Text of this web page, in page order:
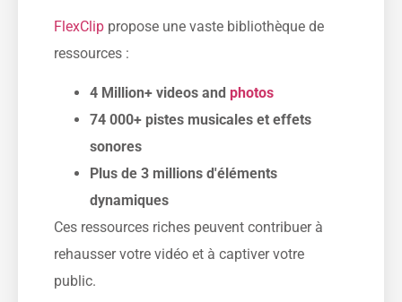
FlexClip propose une vaste bibliothèque de
ressources :
4 Million+ videos and photos
74 000+ pistes musicales et effets
sonores
Plus de 3 millions d'éléments
dynamiques
Ces ressources riches peuvent contribuer à
rehausser votre vidéo et à captiver votre
public.